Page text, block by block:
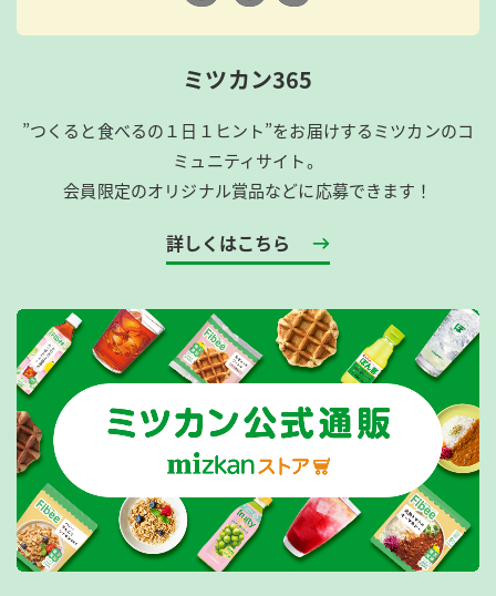
ミツカン365
”つくると食べるの１日１ヒント”をお届けするミツカンのコ
ミュニティサイト。
会員限定のオリジナル賞品などに応募できます！
詳しくはこちら